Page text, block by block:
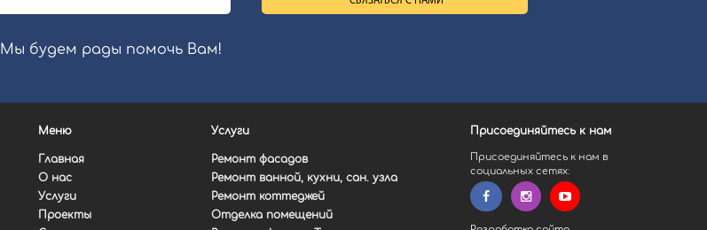
Мы будем рады помочь Вам!
Меню
Главная
О нас
Услуги
Проекты
Услуги
Ремонт фасадов
Ремонт ванной, кухни, сан. узла
Ремонт коттеджей
Отделка помещений
Присоединяйтесь к нам
Присоединяйтесь к нам в
социальных сетях: